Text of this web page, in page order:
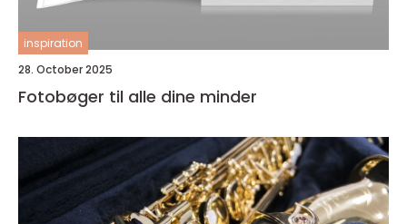
inspiration
28. October 2025
Fotobøger til alle dine minder